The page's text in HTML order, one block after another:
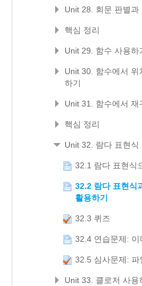
Unit 28. 회문 판별과
핵심 정리
Unit 29. 함수 사용하
Unit 30. 함수에서
하기
Unit 31. 함수에서 재
핵심 정리
Unit 32. 람다 표현식
32.1 람다 표현식
32.2 람다 표현
활용하기
32.3 퀴즈
32.4 연습문제: 이
32.5 심사문제: 파
Unit 33. 클로저 사용